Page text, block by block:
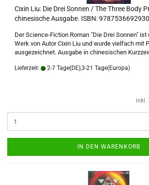
Cixin Liu: Die Drei Sonnen / The Three Body
chinesische Ausgabe. ISBN: 9787536692930
Der Science-Fiction Roman "Die Drei Sonnen"
Werk von Autor Cixin Liu und wurde vielfach mit
ausgezeichnet. Ausgabe in chinesischen
Lieferzeit: 2-7 Tage(DE),3-21 Tage(Europa)
inkl.
IN DEN WARENKORB